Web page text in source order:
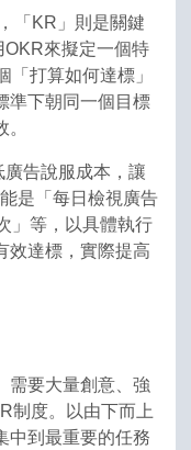
KR」則是關鍵
來擬定一個特
「打算如何達標」
準下朝同一個目標
告說服成本，讓
是「每日檢視廣告
」等，以具體執行
效達標，實際提高
要大量創意、強
制度。以由下而上
中到最重要的任務